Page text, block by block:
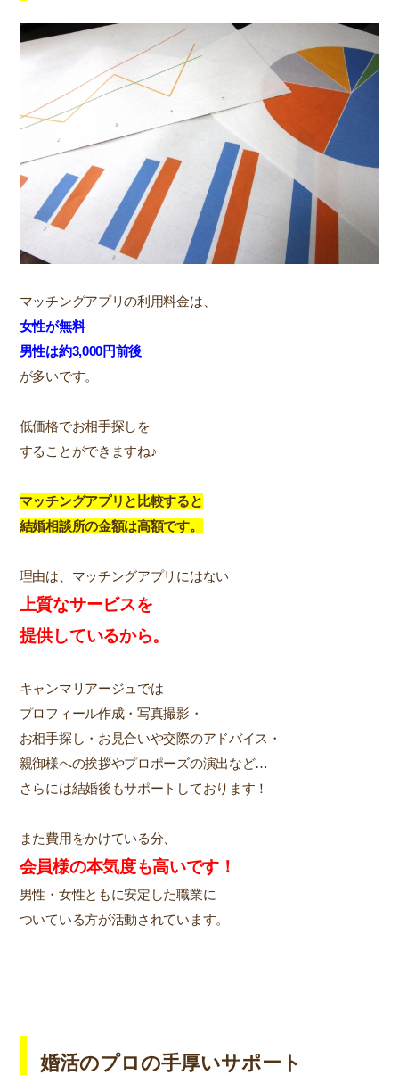
マッチングアプリの利用料金は、
女性が無料
男性は約3,000円前後
が多いです。
低価格でお相手探しを
することができますね♪
マッチングアプリと比較すると
結婚相談所の金額は高額です。
理由は、マッチングアプリにはない
上質なサービスを
提供しているから。
キャンマリアージュでは
プロフィール作成・写真撮影・
お相手探し・お見合いや交際のアドバイス・
親御様への挨拶やプロポーズの演出など…
さらには結婚後もサポートしております！
また費用をかけている分、
会員様の本気度も高いです！
男性・女性ともに安定した職業に
ついている方が活動されています。
婚活のプロの手厚いサポート